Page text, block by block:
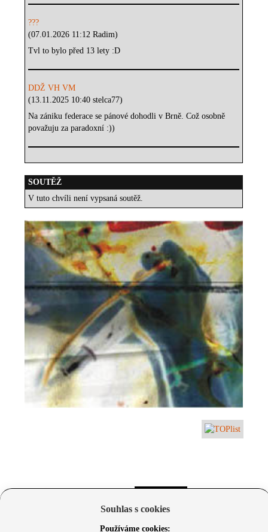
???
(07.01.2026 11:12 Radim)
Tvl to bylo před 13 lety :D
DDŽ VH VM
(13.11.2025 10:40 stelca77)
Na zániku federace se pánové dohodli v Brně. Což osobně
považuju za paradoxní :))
SOUTĚŽ
V tuto chvíli není vypsaná soutěž.
Souhlas s cookies
Používáme cookies: